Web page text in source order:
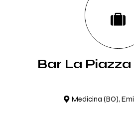
Bar La
Medicina (BO),